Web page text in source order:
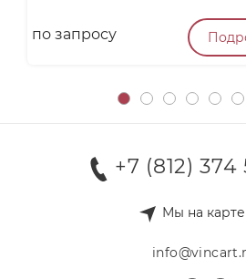
по запросу
+7 (812) 374
Мы на карте